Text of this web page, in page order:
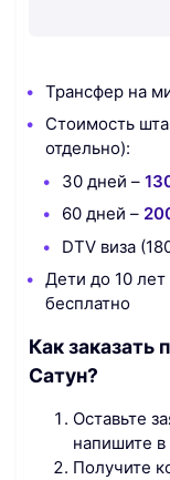
Трансфер на
Стоимость
отдельно):
30 дней –
60 дней –
DTV виза
Дети до 10
бесплатно
Как заказать
Сатун?
Оставьте
напишите
Получите